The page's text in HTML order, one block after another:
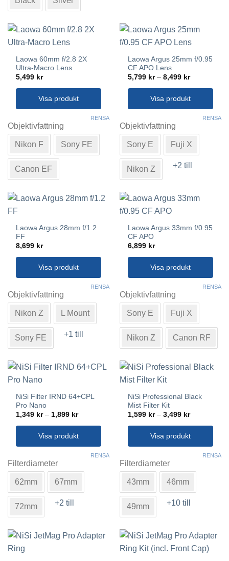
kan
på
produktsidan
väljas
på
Laowa 60mm f/2.8 2X
Ultra-Macro Lens
5,499 kr
Visa produkt
här
produkten
har
flera
varianter.
De
alternativen
kan
på
produktsidan
Objektivfattning
Nikon F Sony FE
Canon EF
RENSA
Laowa Argus 25mm f/0.95
CF APO Lens
5,799 kr – 8,499 krPrisintervall:
till
8,499 kr
Visa produkt
här
produkten
har
flera
varianter.
De
alternativen
kan
på
produktsidan
Objektivfattning
Sony E Fuji X
Nikon Z +2 till
RENSA
Laowa Argus 28mm f/1.2
FF
8,699 kr
Visa produkt
här
produkten
har
flera
varianter.
De
alternativen
kan
på
produktsidan
Objektivfattning
Nikon Z L Mount
Sony FE +1 till
RENSA
Laowa Argus 33mm f/0.95
CF APO
6,899 kr
Visa produkt
här
produkten
har
flera
varianter.
De
alternativen
kan
på
produktsidan
Objektivfattning
Sony E Fuji X
Nikon Z Canon RF
RENSA
NiSi Filter IRND 64+CPL
Pro Nano
1,349 kr – 1,899 krPrisintervall:
till
1,899 kr
Visa produkt
här
produkten
har
flera
varianter.
De
alternativen
kan
Filterdiameter
62mm 67mm
72mm +2 till
RENSA
NiSi Professional Black
Mist Filter Kit
1,599 kr – 3,499 krPrisintervall:
till
3,499 kr
Visa produkt
här
produkten
har
flera
varianter.
De
alternativen
kan
Filterdiameter
43mm 46mm
49mm +10 till
RENSA